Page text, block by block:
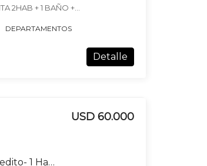
DEPARTAMENTOS
Detalle
Departamento en venta- apto credito- 1 Hab +baño+cochera- ciudad
USD 60.000